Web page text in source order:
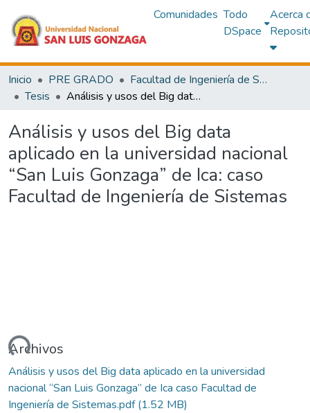
Comunidades Todo
DSpace
Acerca
Inicio PRE GRADO
Facultad de Ingeniería de Sistemas
Tesis
Análisis y usos del Big data aplicado en la universidad nacional “San Luis Gonzaga” de Ica: caso Facultad de Ingeniería de Sistemas
Análisis y usos del Big data
aplicado en la universidad nacional
“San Luis Gonzaga” de Ica: caso
Facultad de Ingeniería de Sistemas
Archivos
Análisis y usos del Big data aplicado en la universidad
nacional “San Luis Gonzaga” de Ica caso Facultad de
Ingeniería de Sistemas.pdf(1.52 MB)